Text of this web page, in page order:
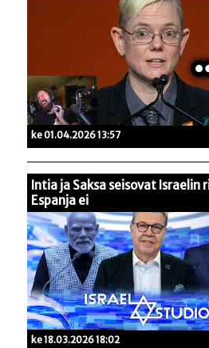
ke 01.04.2026 13:57
Intia ja Saksa seisovat Israelin
Espanja ei
ke 18.03.2026 18:02